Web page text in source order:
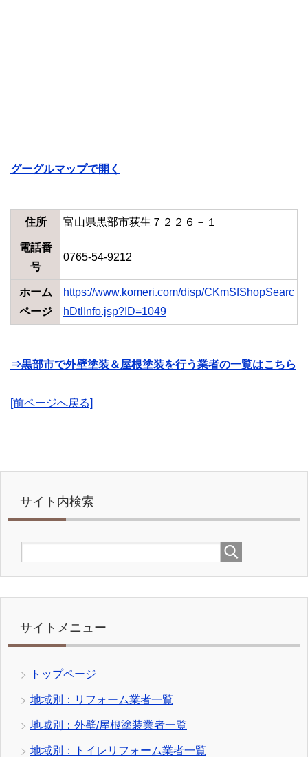
グーグルマップで開く
住所 富山県黒部市荻生７２２６－１
電話番
号
0765-54-9212
ホーム
ページ
https://www.komeri.com/disp/CKmSfShopSearc
hDtlInfo.jsp?ID=1049
⇒黒部市で外壁塗装＆屋根塗装を行う業者の一覧はこちら
[前ページへ戻る]
サイト内検索
サイトメニュー
トップページ
地域別：リフォーム業者一覧
地域別：外壁/屋根塗装業者一覧
地域別：トイレリフォーム業者一覧